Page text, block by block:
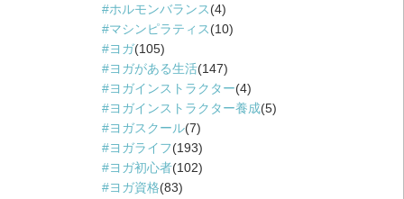
ホルモンバランス(4)
マシンピラティス(10)
ヨガ(105)
ヨガがある生活(147)
ヨガインストラクター(4)
ヨガインストラクター養成(5)
ヨガスクール(7)
ヨガライフ(193)
ヨガ初心者(102)
ヨガ資格(83)